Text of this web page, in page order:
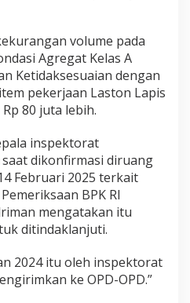
volume pada
Agregat Kelas A
Ketidaksesuaian dengan
pekerjaan Laston Lapis
80 juta lebih.
inspektorat
dikonfirmasi diruang
Februari 2025 terkait
BPK RI
mengatakan itu
ditindaklanjuti.
2024 itu oleh inspektorat
ke OPD-OPD.”